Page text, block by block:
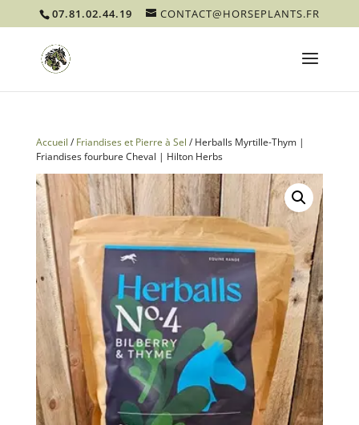
07.81.02.44.19 CONTACT@HORSEPLANTS.FR
Accueil / Friandises et Pierre à Sel / Herballs Myrtille-Thym |
Friandises fourbure Cheval | Hilton Herbs